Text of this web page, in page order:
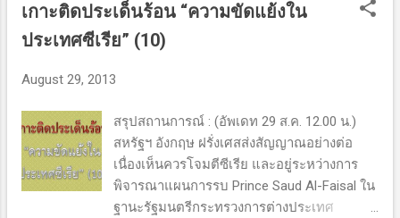
ผู้เป็นใช้อาวุธเคมีก่อนสนับสนุนรัฐบาลโจมตี
ซีเรีย คืบหน้าล่าสุด : (อัพเดท 30 ส.ค. 10.25
น.) ล่าสุด รัฐสภาอังกฤษไม่เห็นชอบที่
รัฐบาลจะโจมตีซีเรีย นายกรัฐมนตรีคาเมรอน
Paul Flynn สมาชิกรัฐสภาพจากพรรคแรงงาน
เห็นว่าการที่รัฐบาลโอบามาต้อ...
เกาะติดประเด็นร้อน “ความขัดแย้งใน
ประเทศซีเรีย” (10)
August 29, 2013
สรุปสถานการณ์ : (อัพเดท 29 ส.ค. 12.00 น.)
สหรัฐฯ อังกฤษ ฝรั่งเศสส่งสัญญาณอย่างต่อ
เนื่องเห็นควรโจมตีซีเรีย และอยู่ระหว่างการ
พิจารณาแผนการรบ Prince Saud Al-Faisal ใน
ฐานะรัฐมนตรีกระทรวงการต่างประเทศ